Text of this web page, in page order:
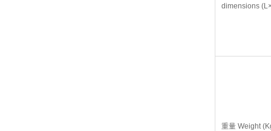
dimensions
重量 Weight